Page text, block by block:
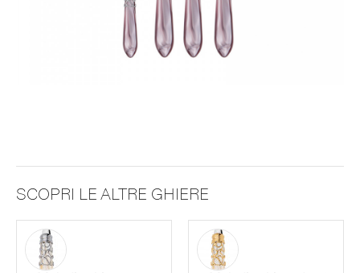
SCOPRI LE ALTRE GHIERE